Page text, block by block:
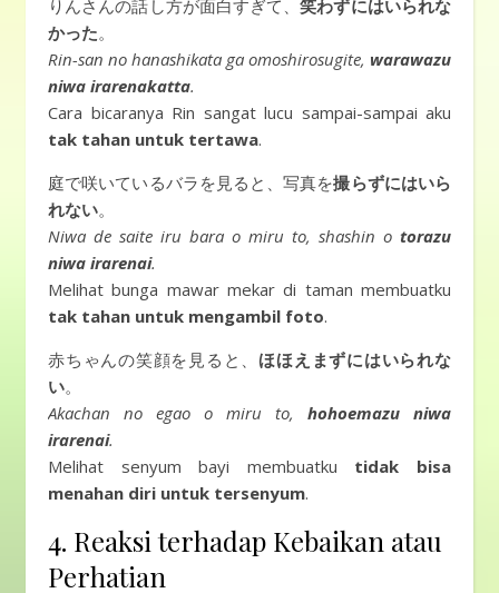
りんさんの話し方が面白すぎて、笑わずにはいられな
かった。
Rin-san no hanashikata ga omoshirosugite, warawazu
niwa irarenakatta.
Cara bicaranya Rin sangat lucu sampai-sampai aku
tak tahan untuk tertawa.
庭で咲いているバラを見ると、写真を撮らずにはいら
れない。
Niwa de saite iru bara o miru to, shashin o torazu
niwa irarenai.
Melihat bunga mawar mekar di taman membuatku
tak tahan untuk mengambil foto.
赤ちゃんの笑顔を見ると、 ほほえまずにはいられな
い。
Akachan no egao o miru to, hohoemazu niwa
irarenai.
Melihat senyum bayi membuatku tidak bisa
menahan diri untuk tersenyum.
4. Reaksi terhadap Kebaikan atau
Perhatian